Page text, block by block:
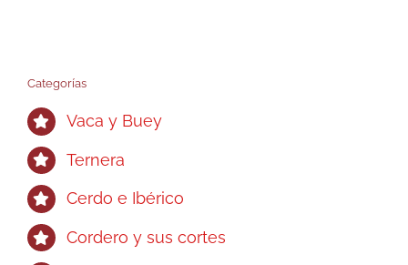
Categorías
Vaca y Buey
Ternera
Cerdo e Ibérico
Cordero y sus cortes